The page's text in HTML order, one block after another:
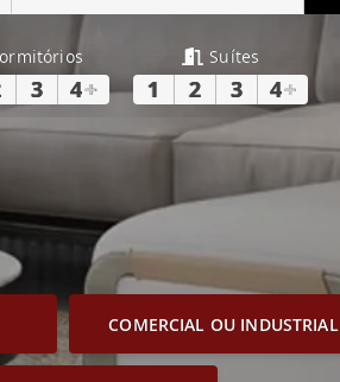
3 4+
Suítes
1 2 3 4+
COMERCIAL OU INDUSTRIAL